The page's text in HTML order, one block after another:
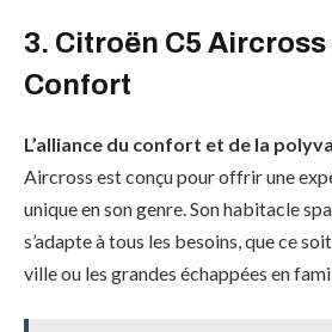
3. Citroën C5 Aircross
Confort
L’alliance du confort et de la
Aircross est conçu pour offrir une
unique en son genre. Son habitacle
s’adapte à tous les besoins, que ce
ville ou les grandes échappées en